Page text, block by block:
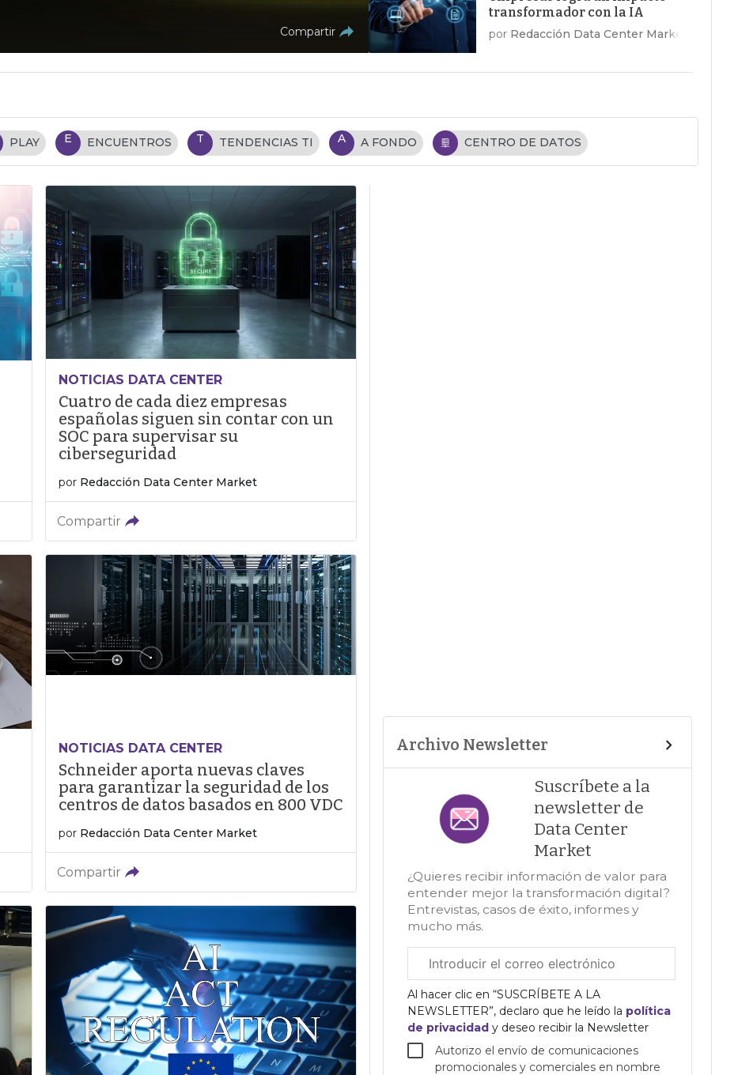
Compartir
transformador con la IA
por Redacción Data Center Market
PLAY E ENCUENTROS T TENDENCIAS TI A A FONDO CENTRO DE DATOS
NOTICIAS DATA CENTER
Cuatro de cada diez empresas
españolas siguen sin contar con un
SOC para supervisar su
ciberseguridad
por Redacción Data Center Market
Compartir
NOTICIAS DATA CENTER
Schneider aporta nuevas claves
para garantizar la seguridad de los
centros de datos basados en 800 VDC
por Redacción Data Center Market
Compartir
Archivo Newsletter
Suscríbete a la
newsletter de
Data Center
Market
¿Quieres recibir información de valor para
entender mejor la transformación digital?
Entrevistas, casos de éxito, informes y
mucho más.
electrónico
corporativo
Al hacer clic en “SUSCRÍBETE A LA
NEWSLETTER”, declaro que he leído la política
de privacidady deseo recibir la Newsletter
Autorizo el envío de comunicaciones
promocionales y comerciales en nombre